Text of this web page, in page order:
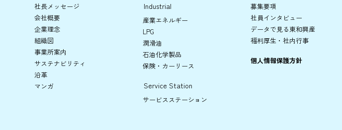
社長メッセージ
会社概要
企業理念
組織図
事業所案内
サステナビリティ
沿革
マンガ
Industrial
産業エネルギー
LPG
潤滑油
石油化学製品
保険・カーリース
Service Station
サービスステーション
募集要項
社員インタビュー
データで見る東和興産
福利厚生・社内行事
個人情報保護方針